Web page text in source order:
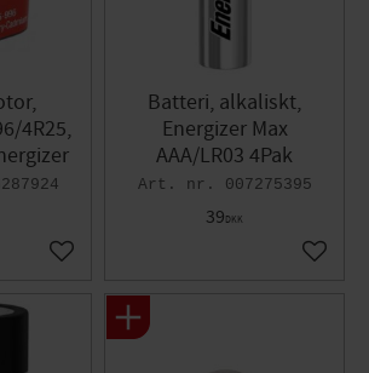
4R25,
Gem som favorit
Batteri, alkaliskt,
Energizer Max
AAA/LR03 4Pak
007275395
39DKK
Gem